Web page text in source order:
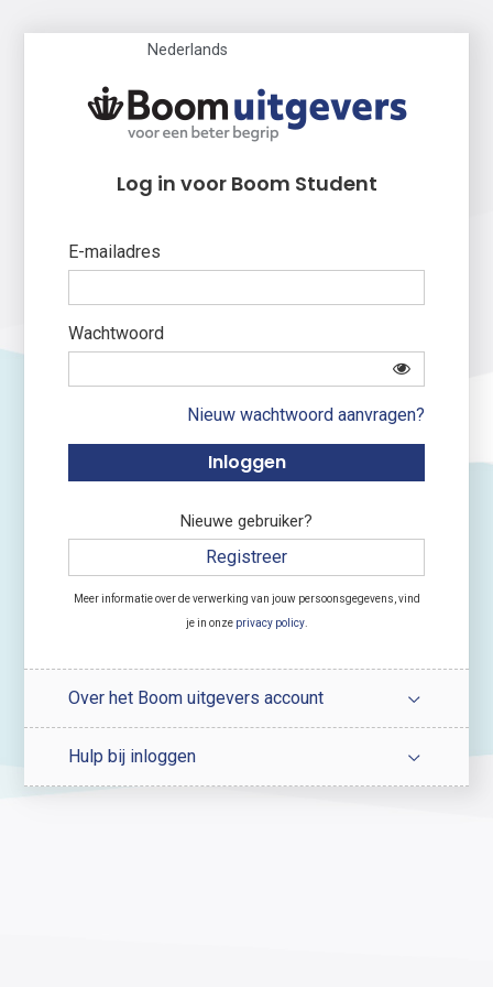
Nederlands
Log in voor Boom Student
E-mailadres
Wachtwoord
Nieuw wachtwoord aanvragen?
Nieuwe gebruiker?
Registreer
Meer informatie over de verwerking van jouw persoonsgegevens, vind
je in onze privacy policy.
Over het Boom uitgevers account
Hulp bij inloggen